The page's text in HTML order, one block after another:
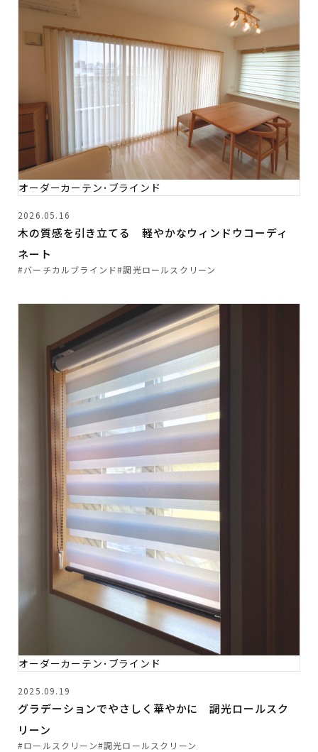
オーダーカーテン･ブラインド
2026.05.16
木の質感を引き立てる 軽やかなウィンドウコーディ
ネート
#バーチカルブラインド#調光ロールスクリーン
オーダーカーテン･ブラインド
2025.09.19
グラデーションでやさしく華やかに 調光ロールスク
リーン
#ロールスクリーン#調光ロールスクリーン